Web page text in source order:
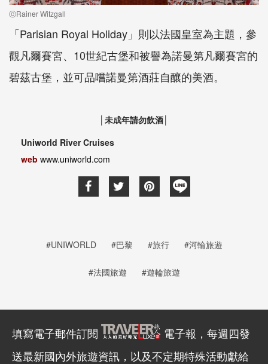
ⓒRainer Witzgall
「Parisian Royal Holiday」則以法國皇室為主題，參
觀凡爾賽宮、10世紀古堡和被譽為諾曼第凡爾賽宮的
碧茲古堡，並可品嚐諾曼第酒莊自釀的美酒。
│未成年請勿飲酒│
Uniworld River Cruises
web www.uniworld.com
#UNIWORLD #巴黎 #旅行 #河輪旅遊
#法國旅遊 #遊輪旅遊
填寫電子郵件訂閱
電子報，每週四發
送最新國內外旅遊資訊，以及不定期特殊活動獻給